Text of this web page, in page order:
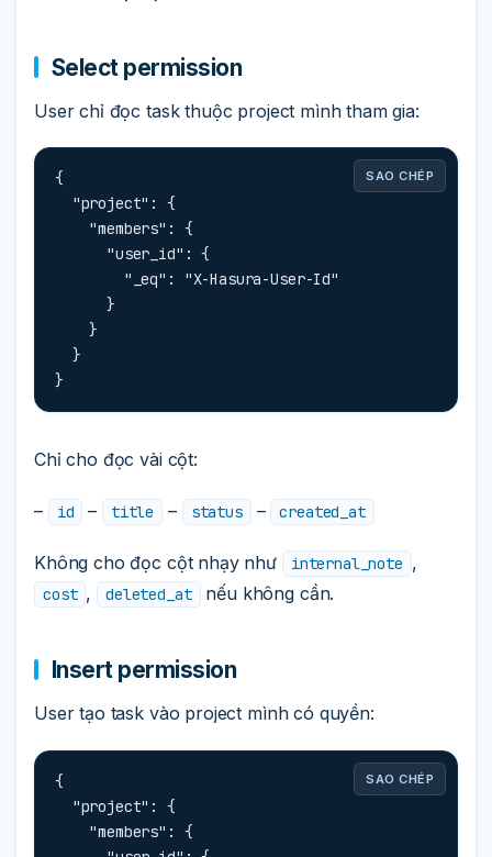
Select permission
User chỉ đọc task thuộc project mình tham gia:
SAO CHÉP
{
      }
    }
}
Chỉ cho đọc vài cột:
– id – title – status – created_at
Không cho đọc cột nhạy như internal_note ,
cost , deleted_at nếu không cần.
Insert permission
User tạo task vào project mình có quyền:
SAO CHÉP
{